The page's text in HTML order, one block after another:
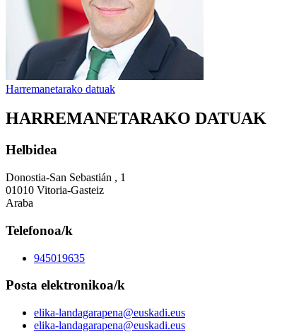
Harremanetarako datuak
HARREMANETARAKO DATUAK
Helbidea
Donostia-San Sebastián , 1
01010 Vitoria-Gasteiz
Araba
Telefonoa/k
945019635
Posta elektronikoa/k
elika-landagarapena@euskadi.eus
elika-landagarapena@euskadi.eus